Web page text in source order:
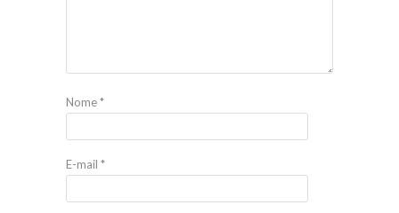
Nome*
E-mail *